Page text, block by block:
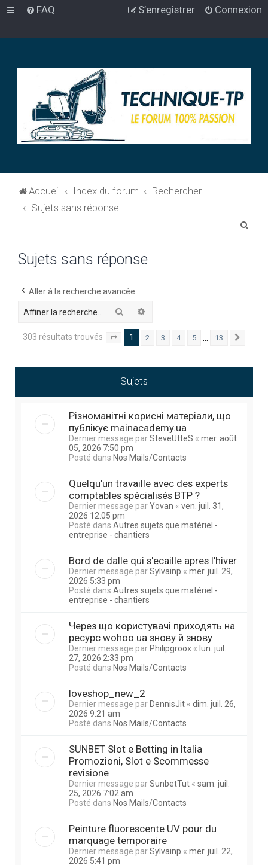
FAQ Connexion
S’enregistrer
Accueil Index du forum
Rechercher
Sujets sans réponse
Sujets sans réponse
Aller à la recherche avancée
Rechercher
303 résultats trouvés Page sur 13
1 2 3 4 5 13
Sujets
Різноманітні корисні матеріали, що
публікує mainacademy.ua
Dernier message parSteveUtteS « mer. août
05, 2026 7:50 pm
Posté dans Nos Mails/Contacts
Quelqu'un travaille avec des experts
comptables spécialisés BTP ?
Dernier message parYovan « ven. juil. 31,
2026 12:05 pm
Posté dans Autres sujets que matériel -
entreprise - chantiers
Bord de dalle qui s'ecaille apres l'hiver
Dernier message parSylvainp « mer. juil. 29,
2026 5:33 pm
Posté dans Autres sujets que matériel -
entreprise - chantiers
Через що користувачі приходять на
ресурс wohoo.ua знову й знову
Dernier message par Philipgroox « lun. juil.
27, 2026 2:33 pm
Posté dans Nos Mails/Contacts
loveshop_new_2
Dernier message par DennisJit « dim. juil. 26,
2026 9:21 am
Posté dans Nos Mails/Contacts
SUNBET Slot e Betting in Italia
Promozioni, Slot e Scommesse
revisione
Dernier message parSunbetTut « sam. juil.
25, 2026 7:02 am
Posté dans Nos Mails/Contacts
Peinture fluorescente UV pour du
marquage temporaire
Dernier message parSylvainp « mer. juil. 22,
2026 5:41 pm